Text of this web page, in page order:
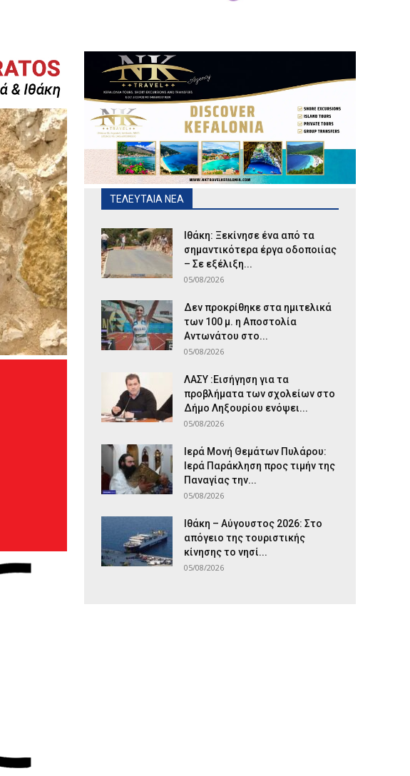
ΤΕΛΕΥΤΑΙΑ ΝΕΑ
Ιθάκη: Ξεκίνησε ένα από τα
σημαντικότερα έργα οδοποιίας
– Σε εξέλιξη...
05/08/2026
Δεν προκρίθηκε στα ημιτελικά
των 100 μ. η Αποστολία
Αντωνάτου στο...
05/08/2026
ΛΑΣΥ :Εισήγηση για τα
προβλήματα των σχολείων στο
Δήμο Ληξουρίου ενόψει...
05/08/2026
Ιερά Μονή Θεμάτων Πυλάρου:
Ιερά Παράκληση προς τιμήν της
Παναγίας την...
05/08/2026
Ιθάκη – Αύγουστος 2026: Στο
απόγειο της τουριστικής
κίνησης το νησί...
05/08/2026